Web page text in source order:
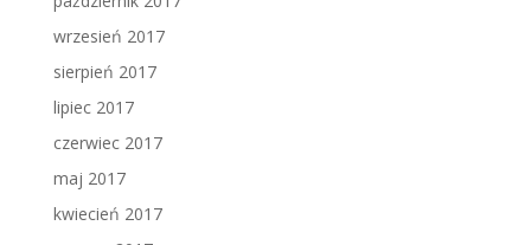
wrzesień 2017
sierpień 2017
lipiec 2017
czerwiec 2017
maj 2017
kwiecień 2017